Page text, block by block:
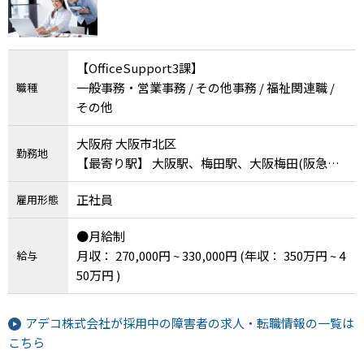
職種
【OfficeSupport3課】
一般事務・営業事務 / その他事務 / 福祉関連職 /
その他
勤務地
大阪府 大阪市北区
【最寄り駅】 大阪駅、梅田駅、大阪梅田(阪急線)
駅
雇用形態 正社員
給与
●月給制
月収： 270,000円 ~ 330,000円 (年収： 350万円 ~ 4
50万円 )
アデコ株式会社が採用中の障害者の求人・転職情報の一覧は
こちら